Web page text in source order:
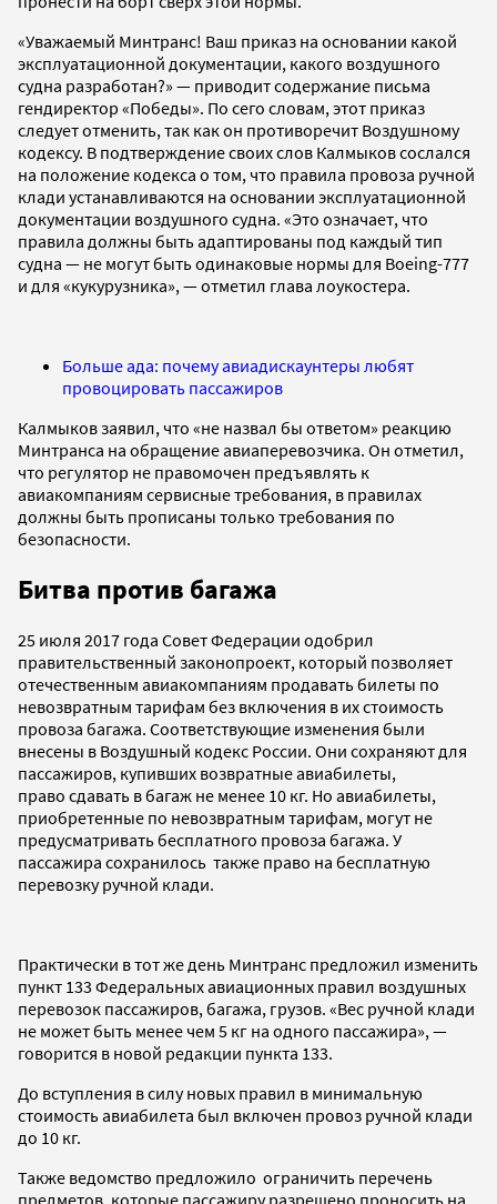
«Уважаемый Минтранс! Ваш приказ на основании какой
эксплуатационной документации, какого воздушного
судна разработан?» — приводит содержание письма
гендиректор «Победы». По сего словам, этот приказ
следует отменить, так как он противоречит Воздушному
кодексу. В подтверждение своих слов Калмыков сослался
на положение кодекса о том, что правила провоза ручной
клади устанавливаются на основании эксплуатационной
документации воздушного судна. «Это означает, что
правила должны быть адаптированы под каждый тип
судна — не могут быть одинаковые нормы для Boeing-777
и для «кукурузника», — отметил глава лоукостера.
Больше ада: почему авиадискаунтеры любят
провоцировать пассажиров
Калмыков заявил, что «не назвал бы ответом» реакцию
Минтранса на обращение авиаперевозчика. Он отметил,
что регулятор не правомочен предъявлять к
авиакомпаниям сервисные требования, в правилах
должны быть прописаны только требования по
безопасности.
Битва против багажа
25 июля 2017 года Совет Федерации одобрил
правительственный законопроект, который позволяет
отечественным авиакомпаниям продавать билеты по
невозвратным тарифам без включения в их стоимость
провоза багажа. Соответствующие изменения были
внесены в Воздушный кодекс России. Они сохраняют для
пассажиров, купивших возвратные авиабилеты,
право сдавать в багаж не менее 10 кг. Но авиабилеты,
приобретенные по невозвратным тарифам, могут не
предусматривать бесплатного провоза багажа. У
пассажира сохранилось также право на бесплатную
перевозку ручной клади.
Практически в тот же день Минтранс предложил изменить
пункт 133 Федеральных авиационных правил воздушных
перевозок пассажиров, багажа, грузов. «Вес ручной клади
не может быть менее чем 5 кг на одного пассажира», —
говорится в новой редакции пункта 133.
До вступления в силу новых правил в минимальную
стоимость авиабилета был включен провоз ручной клади
до 10 кг.
Также ведомство предложило ограничить перечень
предметов, которые пассажиру разрешено проносить на